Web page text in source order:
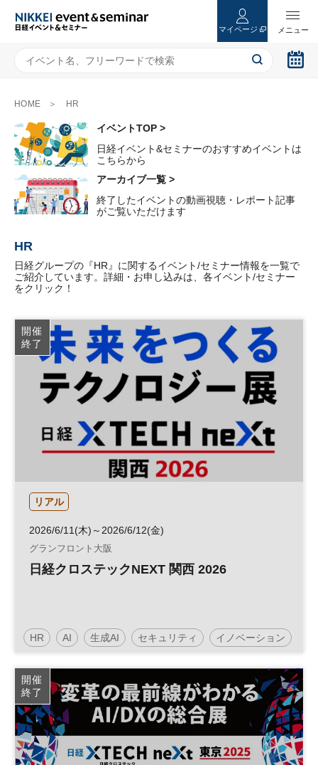
マイページ
HOME HR
イベントTOP >
日経イベント&セミナーのおすすめイベントは
こちらから
アーカイブ一覧 >
終了したイベントの動画視聴・レポート記事
がご覧いただけます
HR
日経グループの『HR』に関するイベント/セミナー情報を一覧で
ご紹介しています。詳細・お申し込みは、各イベント/セミナー
をクリック！
開催
終了
リアル
2026/6/11(木)～2026/6/12(金)
グランフロント大阪
日経クロステックNEXT 関西 2026
HR AI 生成AI セキュリティ イノベーション
人工知能 テクノロジー 情報セキュリティ
展示会 DX 参加無料
開催
終了